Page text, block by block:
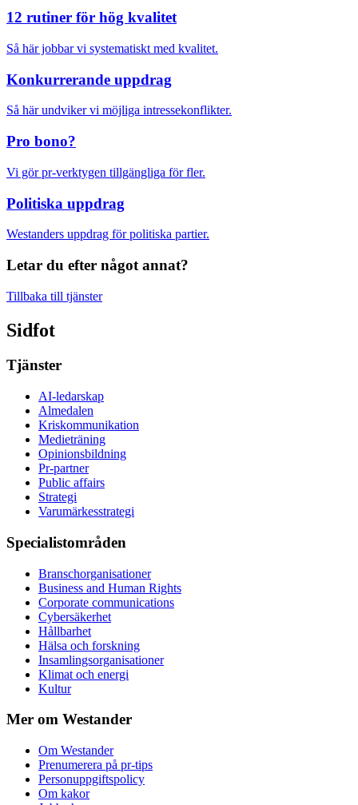
12 rutiner för hög kvalitet
Så här jobbar vi systematiskt med kvalitet.
Konkurrerande uppdrag
Så här undviker vi möjliga intressekonflikter.
Pro bono?
Vi gör pr-verktygen tillgängliga för fler.
Politiska uppdrag
Westanders uppdrag för politiska partier.
Letar du efter något annat?
Tillbaka till tjänster
Sidfot
Tjänster
AI-ledarskap
Almedalen
Kris­kommunikation
Medieträning
Opinionsbildning
Pr-partner
Public affairs
Strategi
Varumärkesstrategi
Specialistområden
Branschorganisationer
Business and Human Rights
Corporate communications
Cybersäkerhet
Hållbarhet
Hälsa och forskning
Insamlingsorganisationer
Klimat och energi
Kultur
Mer om Westander
Om Westander
Prenumerera på pr-tips
Personuppgiftspolicy
Om kakor